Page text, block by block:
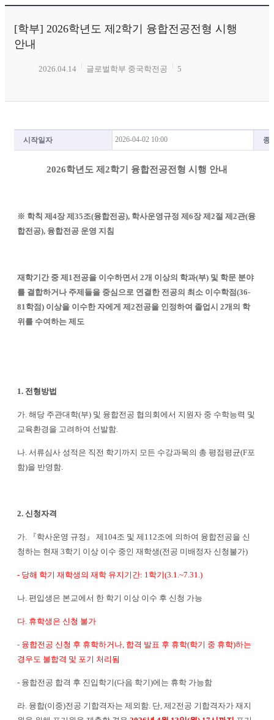
[학부] 2026학년도 제2학기 융합전공전형 시행
안내
2026.04.14 글로벌학부 중국학전공 5
시작일자 2026-04-02 10:00 종
2026학년도 제 2학기 융합전공전형 시행 안내
※ 학칙 제 4장 제 35조(융합전공), 학사운영규정 제 6장 제 2절 제 2관(융
합전공), 융합전공 운영 지침
재학기간 중 제 1전공을 이수하면서 2개 이상의 학과(부) 및 학문 분야
를 결합하거나 주제들을 중심으로 연결한 전공의 최소 이수학점 (36-
81학점 ) 이상을 이수한 자에게 제 2전공을 인정하여 졸업시 2개의 학
위를 수여하는 제도
1. 전형방법
가. 해당 주관대학(부) 및 융합전공 협의회에서 지원자 중 수학능력 및
교육환경을 고려하여 선발함.
나. 서류심사 성적은 직전 학기까지 모든 수강과목의 총 평점평균(F포
함)을 반영함.
2. 신청자격
가. 『학사운영 규정 』 제 104조 및 제 112조에 의하여 융합전공을 신
청하는 현재 3학기 이상 이수 중인 재학생(전공 미배정자 신청불가)
- 당해 학기 재학생의 재학 유지기간: 1학기(3.1.~7.31.)
나. 편입생은 본교에서 한 학기 이상 이수 후 신청 가능
다. 휴학생은 신청 불가
- 융합전공 신청 후 휴학하거나, 합격 발표 후 휴학(학기 중 휴학)하는
경우도 불합격 및 포기 처리됨
- 융합전공 합격 후 진입학기(다음 학기)에는 휴학 가능함
라. 융합(이중)전공 기합격자는 제외함. 단, 제2전공 기합격자가 재지